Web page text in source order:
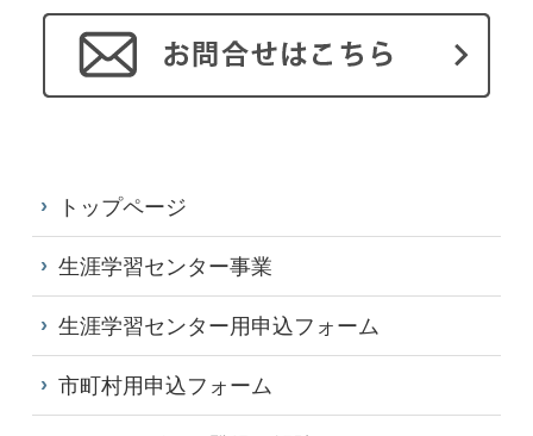
トップページ
生涯学習センター事業
生涯学習センター用申込フォーム
市町村用申込フォーム